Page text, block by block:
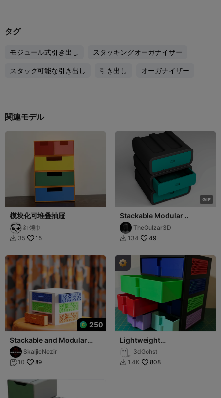
タグ
モジュール式引き出し スタッキングオーガナイザー
スタック可能な引き出し 引き出し オーガナイザー
関連モデル
模块化可堆叠抽屉
红领巾
 35 15
GIF
Stackable Modular
Drawers - Endless
Organization
TheGulzar3D
 134 49
250
Stackable and Modular
DrawersSkaljicNezir
 10 89
Lightweight
Modular/Stackable
Drawers
3dGohst
 1.4K 808